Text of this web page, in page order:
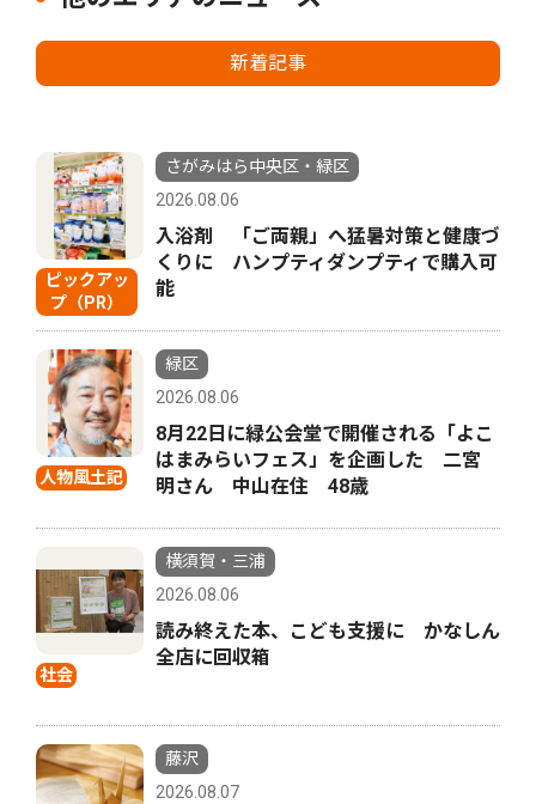
新着記事
ピックアッ
プ（PR）
さがみはら中央区・緑区
2026.08.06
入浴剤 「ご両親」へ猛暑対策と健康づ
くりに ハンプティダンプティで購入可
能
人物風土記
緑区
2026.08.06
8月22日に緑公会堂で開催される「よこ
はまみらいフェス」を企画した 二宮
明さん 中山在住 48歳
社会
横須賀・三浦
2026.08.06
読み終えた本、こども支援に かなしん
全店に回収箱
藤沢
2026.08.07